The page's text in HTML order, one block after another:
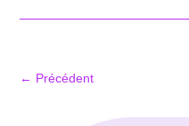
← Précédent